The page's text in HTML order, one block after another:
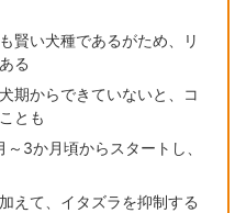
賢い犬種であるがため、リ
る
期からできていないと、コ
とも
3か月頃からスタートし、
えて、イタズラを抑制する